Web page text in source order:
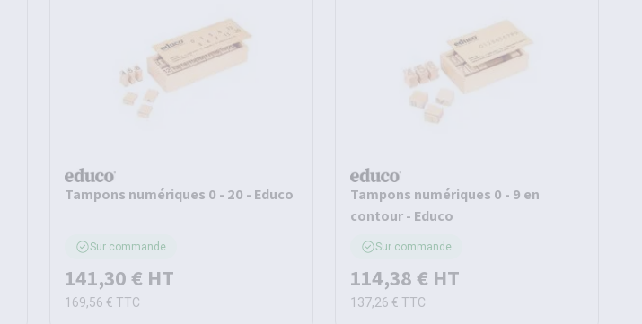
Tampons numériques 0 - 20 - Educo
Sur commande
141,30 € HT
169,56 € TTC
Tampons numériques 0 - 9 en
contour - Educo
Sur commande
114,38 € HT
137,26 € TTC